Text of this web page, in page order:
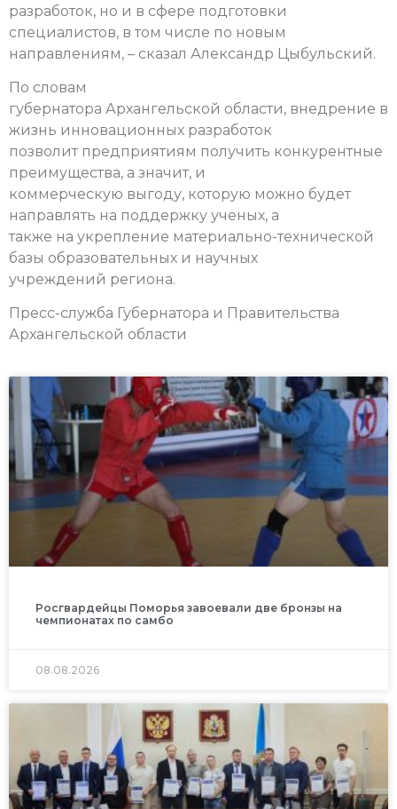
разработок, но и в сфере подготовки
специалистов, в том числе по новым
направлениям, – сказал Александр Цыбульский.
По словам
губернатора Архангельской области, внедрение в
жизнь инновационных разработок
позволит предприятиям получить конкурентные
преимущества, а значит, и
коммерческую выгоду, которую можно будет
направлять на поддержку ученых, а
также на укрепление материально-технической
базы образовательных и научных
учреждений региона.
Пресс-служба Губернатора и Правительства
Архангельской области
Росгвардейцы Поморья завоевали две бронзы на
чемпионатах по самбо
08.08.2026